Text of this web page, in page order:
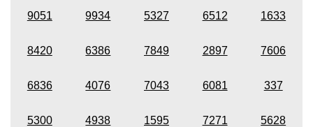
9051 9934 5327 6512 1633
8420 6386 7849 2897 7606
6836 4076 7043 6081 337
5300 4938 1595 7271 5628